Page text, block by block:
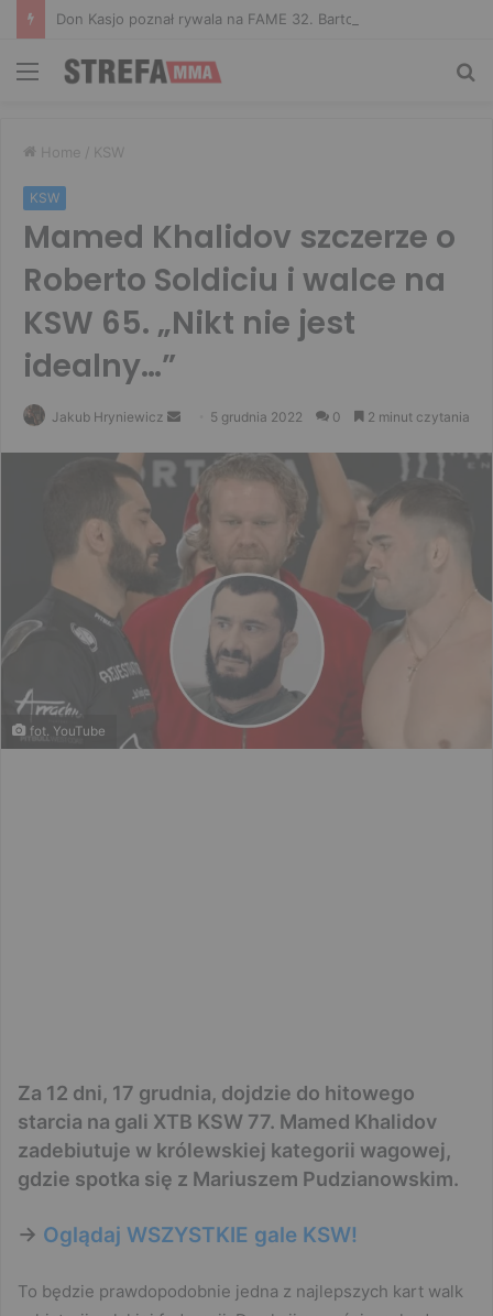
Menu
Home / KSW
KSW
Mamed Khalidov szczerze o
Roberto Soldiciu i walce na
KSW 65. „Nikt nie jest
idealny…”
Jakub Hryniewicz
Send
email
5 grudnia 2022 0 2 minut czytania
fot. YouTube
Za 12 dni, 17 grudnia, dojdzie do hitowego
starcia na gali XTB KSW 77. Mamed Khalidov
zadebiutuje w królewskiej kategorii wagowej,
gdzie spotka się z Mariuszem Pudzianowskim.
-> Oglądaj WSZYSTKIE gale KSW!
To będzie prawdopodobnie jedna z najlepszych kart walk